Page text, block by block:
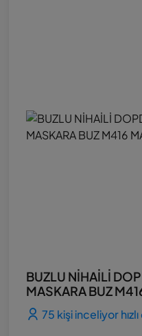
BUZLU NİHAİLİ
MASKARA BUZ
75 kişi inceliyor